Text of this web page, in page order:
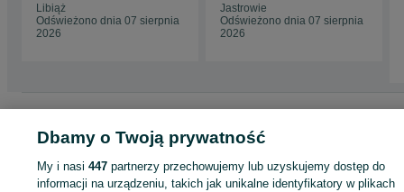
Libiąż
Odświeżono dnia 07 sierpnia
2026
skrzynia itp
Jastrowie
Odświeżono dnia 07 sierpnia
2026
Małopolskie
Osobowe - Libiąż
KATEGORIA
Dbamy o Twoją prywatność
My i nasi447 partnerzy przechowujemy lub uzyskujemy dostęp do
informacji na urządzeniu, takich jak unikalne identyfikatory w plikach